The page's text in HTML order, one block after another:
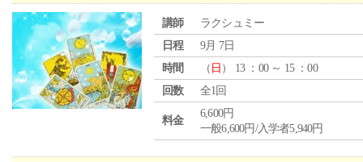
講師
ラクシュミー
日程
9月 7日
時間
（ 日 ） 13 ：00 ～ 15 ：00
回数
全1回
料金
6,600円
一般6,600円/入学者5,940円